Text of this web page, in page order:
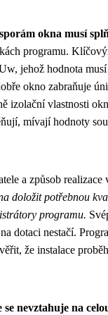
okna musí
programu.
jehož hodnota
okno zabraňuje
izolační vlastnosti
mívají hodnoty
a způsob
doložit potřebnou
programu.
dotaci nestačí.
že instalace
nevztahuje na